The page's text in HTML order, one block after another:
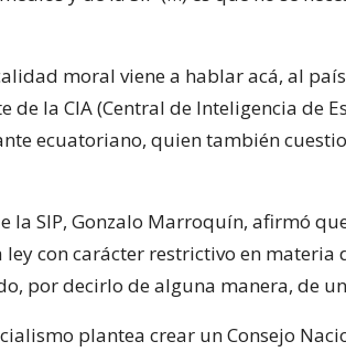
moral viene a hablar acá, al
de la CIA (Central de Inteligencia de
ecuatoriano, quien también
la SIP, Gonzalo Marroquín, afirmó
con carácter restrictivo en materia
por decirlo de alguna manera, de
plantea crear un Consejo